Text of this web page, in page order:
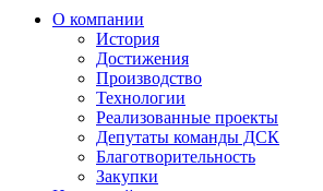
О компании
История
Достижения
Производство
Технологии
Реализованные проекты
Депутаты команды ДСК
Благотворительность
Закупки